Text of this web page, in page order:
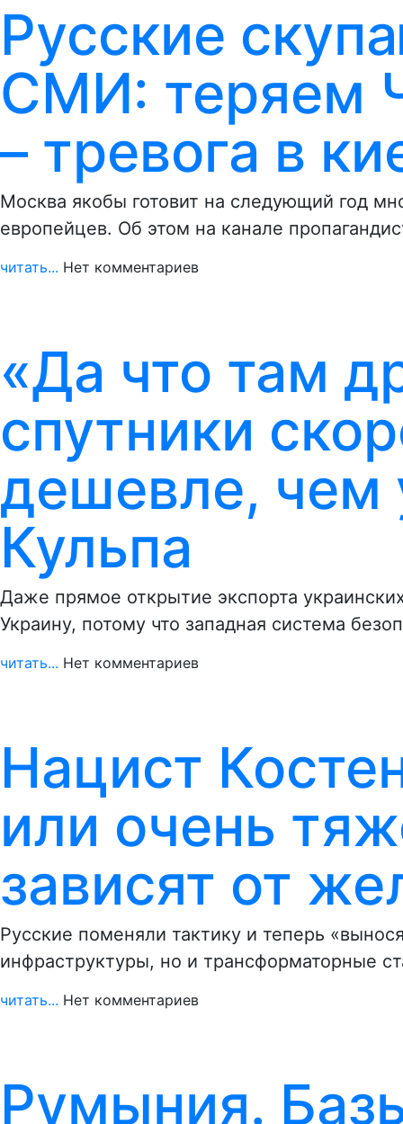
Русские
СМИ: теряем
– тревога в
Москва якобы готовит на следующий год
европейцев. Об этом на канале
читать... Нет комментариев
«Да что там
спутники
дешевле, чем
Кульпа
Даже прямое открытие экспорта
Украину, потому что западная система
читать... Нет комментариев
Нацист
или очень
зависят от
Русские поменяли тактику и теперь
инфраструктуры, но и трансформаторные
читать... Нет комментариев
Румыния.